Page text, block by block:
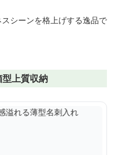
シーンを格上げする逸品で
上質収納